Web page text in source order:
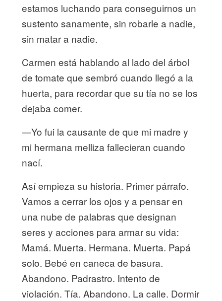
estamos luchando para conseguirnos un
sustento sanamente, sin robarle a nadie,
sin matar a nadie.
Carmen está hablando al lado del árbol
de tomate que sembró cuando llegó a la
huerta, para recordar que su tía no se los
dejaba comer.
—Yo fui la causante de que mi madre y
mi hermana melliza fallecieran cuando
nací.
Así empieza su historia. Primer párrafo.
Vamos a cerrar los ojos y a pensar en
una nube de palabras que designan
seres y acciones para armar su vida:
Mamá. Muerta. Hermana. Muerta. Papá
solo. Bebé en caneca de basura.
Abandono. Padrastro. Intento de
violación. Tía. Abandono. La calle. Dormir